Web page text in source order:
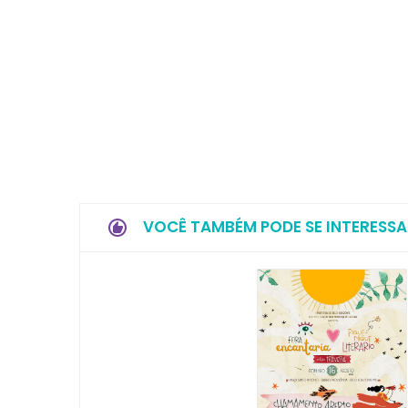
VOCÊ TAMBÉM PODE SE